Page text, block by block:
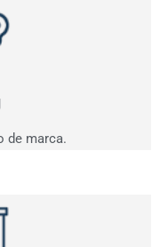
de marca.
Entendemos o